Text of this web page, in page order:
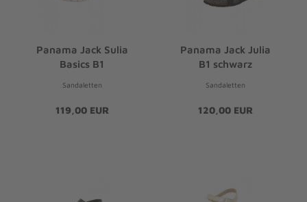
Panama Jack Sulia
Basics B1
Sandaletten
119,00 EUR
Panama Jack Julia
B1 schwarz
Sandaletten
120,00 EUR